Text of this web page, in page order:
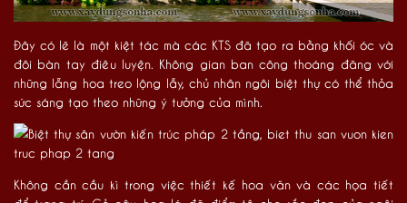
Đây có lẽ là một kiệt tác mà các KTS đã tạo ra bằng khối óc và
đôi bàn tay điêu luyện. Không gian ban công thoáng đãng với
những lẵng hoa treo lộng lẫy, chủ nhân ngôi biệt thự có thể thỏa
sức sáng tạo theo những ý tưởng của mình.
Không cần cầu kì trong việc thiết kế hoa văn và các họa tiết